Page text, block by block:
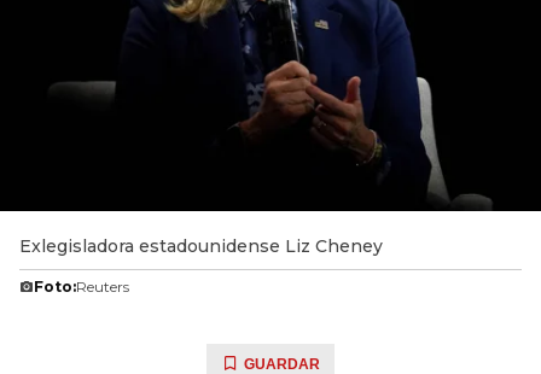
Exlegisladora estadounidense Liz Cheney
Foto:Reuters
GUARDAR